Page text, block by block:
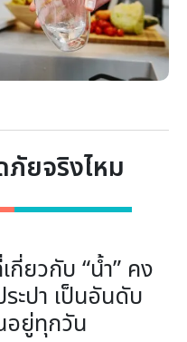
ภัยจริงไหม
ยวกับ “น้ำ” คง
ะปา เป็นอันดับ
อยู่ทุกวัน